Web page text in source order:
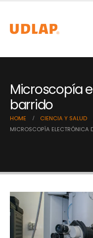
Microscopía
barrido
HOME
CIENCIA Y SALUD
MICROSCOPÍA ELECTRÓNICA